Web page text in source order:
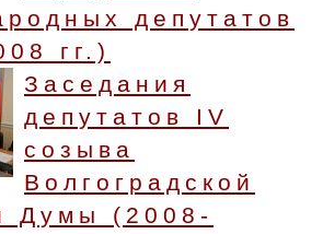
депутатов
гг.)
Заседания
депутатов IV
созыва
Волгоградской
Думы (2008-